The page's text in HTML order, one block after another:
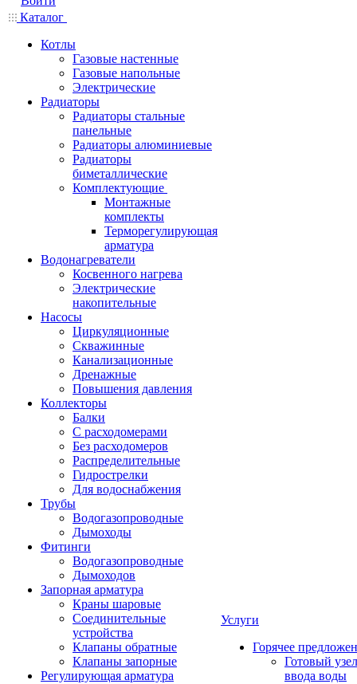
Каталог
Котлы
Газовые настенные
Газовые напольные
Электрические
Радиаторы
Радиаторы стальные
панельные
Радиаторы алюминиевые
Радиаторы
биметаллические
Комплектующие
Монтажные
комплекты
Терморегулирующая
арматура
Водонагреватели
Косвенного нагрева
Электрические
накопительные
Насосы
Циркуляционные
Скважинные
Канализационные
Дренажные
Повышения давления
Коллекторы
Балки
С расходомерами
Без расходомеров
Распределительные
Гидрострелки
Для водоснабжения
Трубы
Водогазопроводные
Дымоходы
Фитинги
Водогазопроводные
Дымоходов
Запорная арматура
Краны шаровые
Соединительные
устройства
Клапаны обратные
Клапаны запорные
Регулирующая арматура
Услуги
Горячее
Готовый узел
ввода воды